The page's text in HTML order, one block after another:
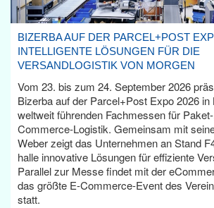
BIZERBA AUF DER PARCEL+POST
INTELLIGENTE LÖSUNGEN FÜR DIE
VERSANDLOGISTIK VON MORGEN
Vom 23. bis zum 24. September 2026
Bizerba auf der Parcel+Post Expo 2026 in
weltweit führenden Fachmessen für
Commerce-Logistik. Gemeinsam mit
Weber zeigt das Unternehmen an Stand
halle innovative Lösungen für effiziente
Parallel zur Messe findet mit der
das größte E-Commerce-Event des
statt.